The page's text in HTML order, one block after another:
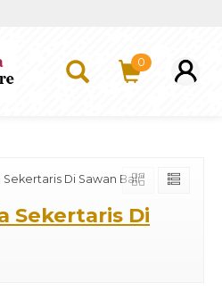
0
Sekertaris Di Sawan Bali"
Sekertaris Di